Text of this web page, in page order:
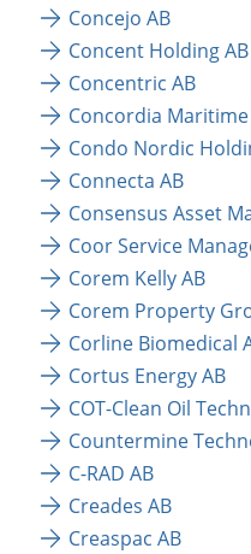
Concejo AB
Concent Holding AB
Concentric AB
Concordia Maritime
Condo Nordic
Connecta AB
Consensus Asset
Coor Service
Corem Kelly AB
Corem Property
Corline Biomedical
Cortus Energy AB
COT-Clean Oil
Countermine
C-RAD AB
Creades AB
Creaspac AB